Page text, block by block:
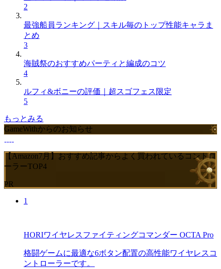
2
最強船員ランキング｜スキル毎のトップ性能キャラま
とめ
3
海賊祭のおすすめパーティと編成のコツ
4
ルフィ&ボニーの評価｜超スゴフェス限定
5
もっとみる
GameWithからのお知らせ
【Amazon7月】おすすめ記事からよく買われているコントロ
ーラーTOP4
PR
1
HORIワイヤレスファイティングコマンダー OCTA Pro
格闘ゲームに最適な6ボタン配置の高性能ワイヤレスコ
ントローラーです。